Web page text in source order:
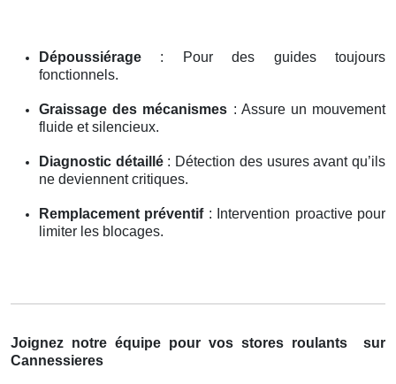
Dépoussiérage : Pour des guides toujours
fonctionnels.
Graissage des mécanismes : Assure un mouvement
fluide et silencieux.
Diagnostic détaillé: Détection des usures avant qu’ils
ne deviennent critiques.
Remplacement préventif: Intervention proactive pour
limiter les blocages.
Joignez notre équipe pour vos stores roulants
sur
Cannessieres